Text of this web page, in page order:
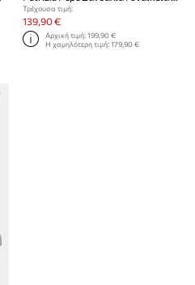
Τρέχουσα τιμή:
139,90 €
Αρχική τιμή:199,90 €
Η χαμηλότερη τιμή:179,90 €